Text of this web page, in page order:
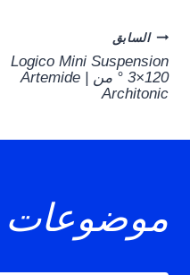
Post
navigation
السابق
Logico Mini Suspension
3×120 ° من Artemide |
Architonic